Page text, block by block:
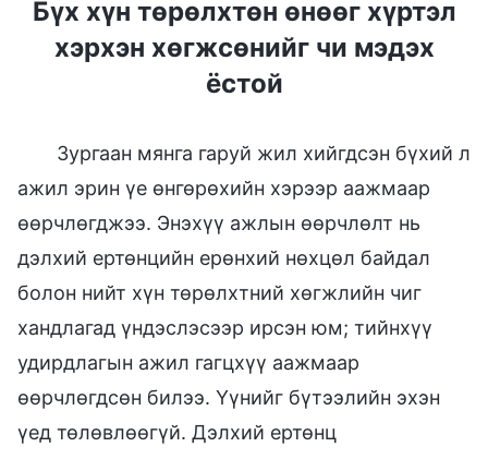
Бүх хүн төрөлхтөн өнөөг хүртэл
хэрхэн хөгжсөнийг чи мэдэх
ёстой
Зургаан мянга гаруй жил хийгдсэн бүхий л
ажил эрин үе өнгөрөхийн хэрээр аажмаар
өөрчлөгджээ. Энэхүү ажлын өөрчлөлт нь
дэлхий ертөнцийн ерөнхий нөхцөл байдал
болон нийт хүн төрөлхтний хөгжлийн чиг
хандлагад үндэслэсээр ирсэн юм; тийнхүү
удирдлагын ажил гагцхүү аажмаар
өөрчлөгдсөн билээ. Үүнийг бүтээлийн эхэн
үед төлөвлөөгүй. Дэлхий ертөнц